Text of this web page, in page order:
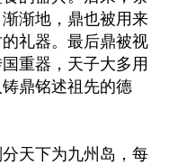
渐地，鼎也被用来
礼器。最后鼎被视
重器，天子大多用
鼎铭述祖先的德
天下为九州岛，每